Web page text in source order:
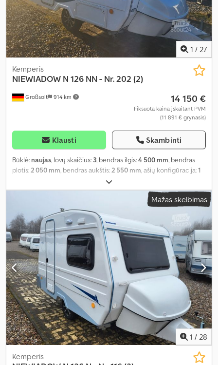
1 / 27
Großsolt 914 km
Kemperis
NIEWIADOW N 126 NN - Nr. 202 (2)
14 150 €
Fiksuota kaina įskaitant PVM
(11 891 € grynasis)
Klausti Skambinti
Būklė: naujas, lovų skaičius: 3, bendras ilgis:4 500 mm, bendras
plotis:2 050 mm, bendras aukštis:2 550 mm, ašių konfigūracija:1
, Įranga:
Mažas skelbimas
1 / 28
Kemperis